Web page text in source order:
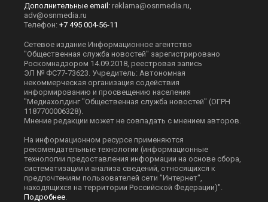
Дополнительные email: reklama@osnmedia.ru
adv@osnmedia.ru
Телефон: +7 495 004-56-11
Сетевое издание Информационное агентство
"Общественная служба новостей" зарегистрировано
Роскомнадзором 14.09.2018, реестровая запись
ЭЛ № ФС77-73623. Учредитель: Автономная
некоммерческая организация содействия
информированию и просвещению населения
"Медиахолдинг "Общественная служба новостей" (ОГРН
1187700006328).
Мнение редакции может не совпадать с мнением авторов.
На информационном ресурсе применяются
рекомендательные технологии (информационные
технологии предоставления информации на основе сбора,
систематизации и анализа сведений, относящихся к
предпочтениям пользователей сети "Интернет",
находящихся на территории Российской Федерации)".
Подробнее